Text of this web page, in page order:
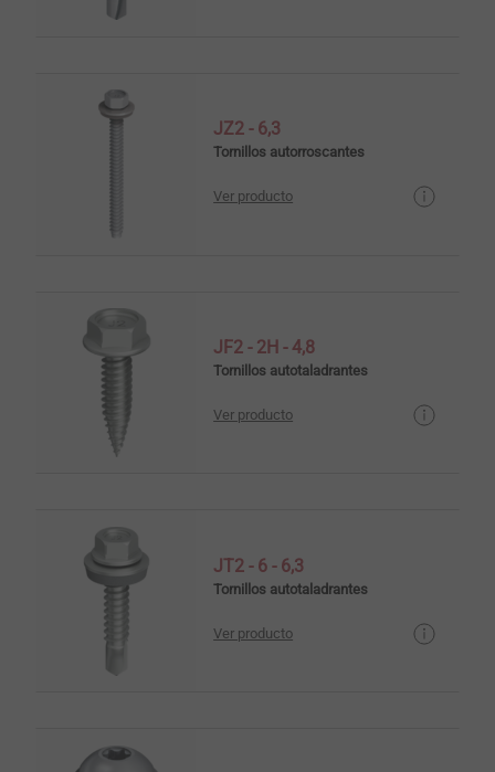
JZ2 - 6,3
Tornillos autorroscantes
Ver producto
JF2 - 2H - 4,8
Tornillos autotaladrantes
Ver producto
JT2 - 6 - 6,3
Tornillos autotaladrantes
Ver producto